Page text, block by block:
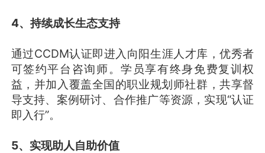
4、持续成长生态支持
通过CCDM认证即进入向阳生涯人才库，优秀者
可签约平台咨询师。学员享有终身免费复训权
益，并加入覆盖全国的职业规划师社群，共享督
导支持、案例研讨、合作推广等资源，实现“认证
即入行”。
5、实现助人自助价值